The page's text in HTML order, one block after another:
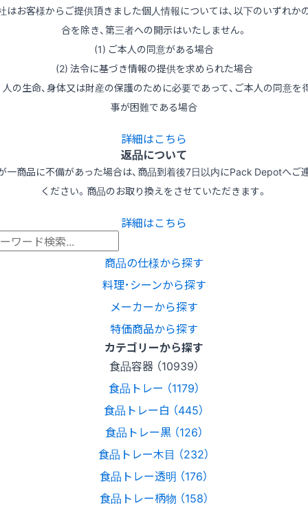
はお客様からご提供頂きました個人情報については、以下のいずれか
合を除き、第三者への開示はいたしません。
(1) ご本人の同意がある場合
(2) 法令に基づき情報の提供を求められた場合
の生命、身体又は財産の保護のために必要であって、ご本人の同意を
事が困難である場合
詳細はこちら
返品について
一商品に不備があった場合は、商品到着後7日以内にPack Depotへご
ください。商品のお取り換えをさせていただきます。
詳細はこちら
商品の仕様から探す
料理･シーンから探す
メーカーから探す
特価商品から探す
カテゴリーから探す
食品容器 （10939）
食品トレー （1179）
食品トレー白 （445）
食品トレー黒 （126）
食品トレー木目 （232）
食品トレー透明 （176）
食品トレー柄物 （158）